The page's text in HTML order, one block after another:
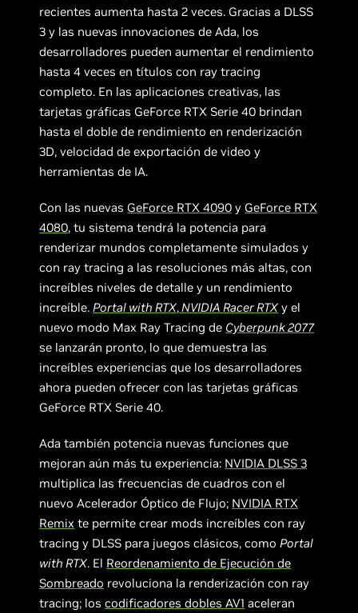
recientes aumenta hasta 2 veces. Gracias a DLSS
3 y las nuevas innovaciones de Ada, los
desarrolladores pueden aumentar el rendimiento
hasta 4 veces en títulos con ray tracing
completo. En las aplicaciones creativas, las
tarjetas gráficas GeForce RTX Serie 40 brindan
hasta el doble de rendimiento en renderización
3D, velocidad de exportación de video y
herramientas de IA.
Con las nuevas GeForce RTX 4090 y GeForce RTX
4080, tu sistema tendrá la potencia para
renderizar mundos completamente simulados y
con ray tracing a las resoluciones más altas, con
increíbles niveles de detalle y un rendimiento
increíble.Portal with RTX,NVIDIA Racer RTXy el
nuevo modo Max Ray Tracing de Cyberpunk 2077
se lanzarán pronto, lo que demuestra las
increíbles experiencias que los desarrolladores
ahora pueden ofrecer con las tarjetas gráficas
GeForce RTX Serie 40.
Ada también potencia nuevas funciones que
mejoran aún más tu experiencia: NVIDIA DLSS 3
multiplica las frecuencias de cuadros con el
nuevo Acelerador Óptico de Flujo; NVIDIA RTX
Remix te permite crear mods increíbles con ray
tracing y DLSS para juegos clásicos, comoPortal
with RTX. El Reordenamiento de Ejecución de
Sombreado revoluciona la renderización con ray
tracing; loscodificadores dobles AV1 aceleran